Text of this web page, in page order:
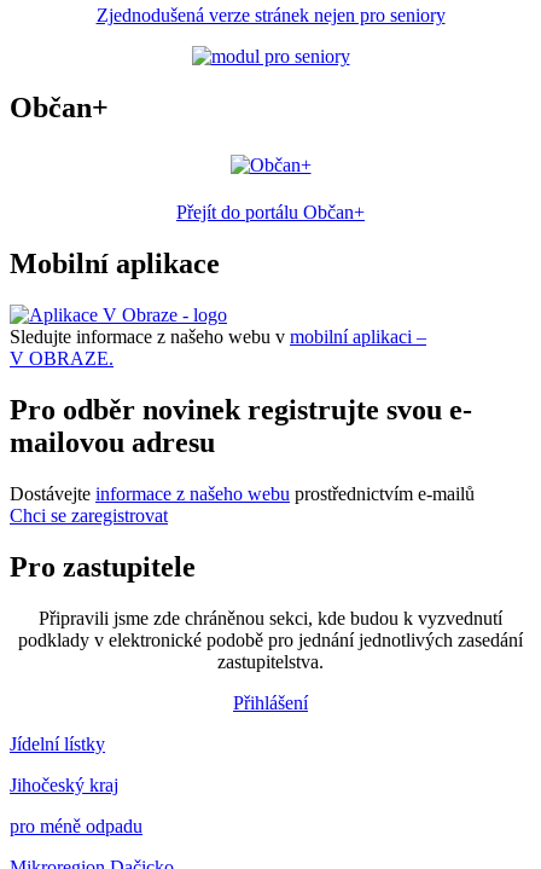
Zjednodušená verze stránek nejen pro seniory
Občan+
Přejít do portálu Občan+
Mobilní aplikace
Sledujte informace z našeho webu v mobilní aplikaci –
V OBRAZE.
Pro odběr novinek registrujte svou e-
mailovou adresu
Dostávejte informace z našeho webu prostřednictvím e-mailů
Chci se zaregistrovat
Pro zastupitele
Připravili jsme zde chráněnou sekci, kde budou k vyzvednutí
podklady v elektronické podobě pro jednání jednotlivých zasedání
zastupitelstva.
Přihlášení
Jídelní lístky
Jihočeský kraj
pro méně odpadu